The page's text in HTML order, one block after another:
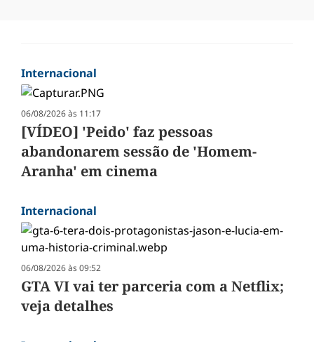
Internacional
06/08/2026 às 11:17
[VÍDEO] 'Peido' faz pessoas
abandonarem sessão de 'Homem-
Aranha' em cinema
Internacional
06/08/2026 às 09:52
GTA VI vai ter parceria com a Netflix;
veja detalhes